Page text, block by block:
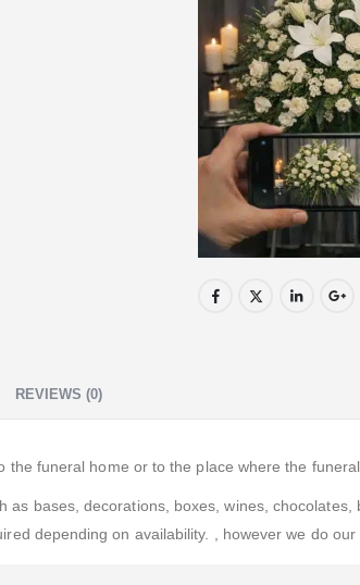
REVIEWS (0)
the funeral home or to the place where the
bases, decorations, boxes, wines,
depending on availability. , however we do